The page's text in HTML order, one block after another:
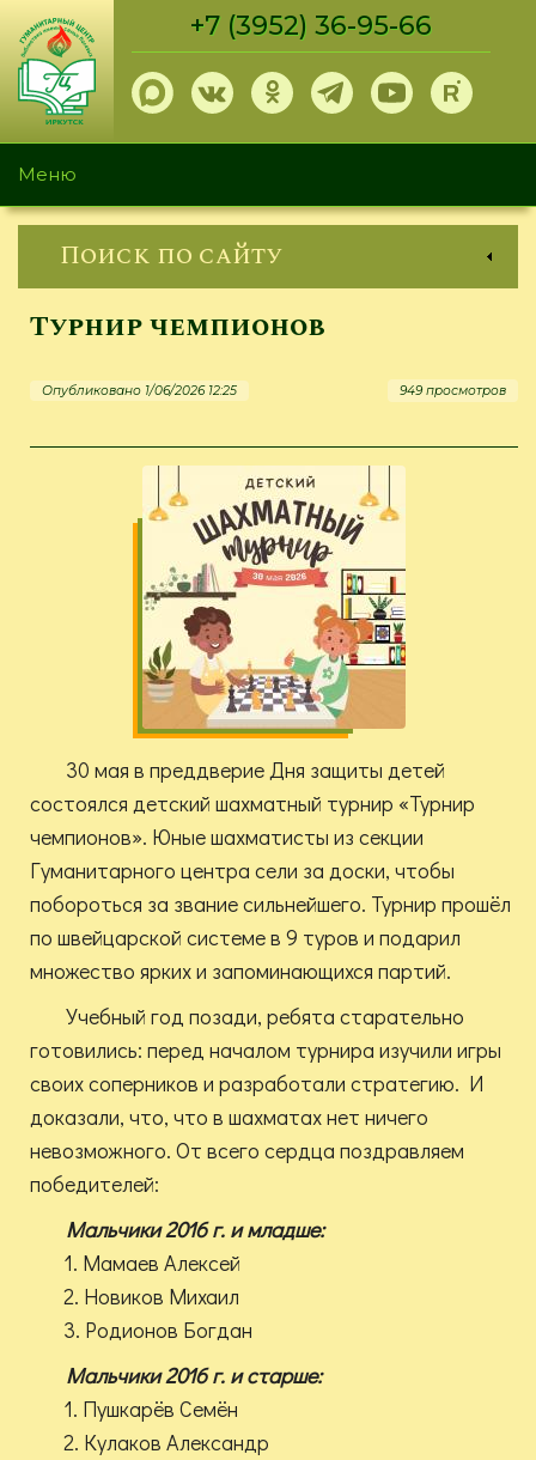
Перейти
основному
содержанию
+7 (3952) 36-95-66
Меню
Поиск по сайту
Турнир чемпионов
Опубликовано 1/06/2026 12:25 949 просмотров
30 мая в преддверие Дня защиты детей
состоялся детский шахматный турнир «Турнир
чемпионов». Юные шахматисты из секции
Гуманитарного центра сели за доски, чтобы
побороться за звание сильнейшего. Турнир прошёл
по швейцарской системе в 9 туров и подарил
множество ярких и запоминающихся партий.
Учебный год позади, ребята старательно
готовились: перед началом турнира изучили игры
своих соперников и разработали стратегию. И
доказали, что, что в шахматах нет ничего
невозможного. От всего сердца поздравляем
победителей:
Мальчики 2016 г. и младше:
1. Мамаев Алексей
2. Новиков Михаил
3. Родионов Богдан
Мальчики 2016 г. и старше:
1. Пушкарёв Семён
2. Кулаков Александр